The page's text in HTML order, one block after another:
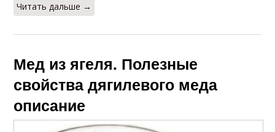
Читать дальше →
Мед из ягеля. Полезные
свойства дягилевого меда
описание